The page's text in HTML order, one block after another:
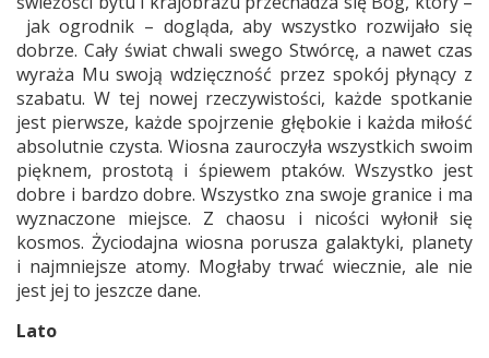
jak ogrodnik – dogląda, aby wszystko rozwijało się
dobrze. Cały świat chwali swego Stwórcę, a nawet czas
wyraża Mu swoją wdzięczność przez spokój płynący z
szabatu. W tej nowej rzeczywistości, każde spotkanie
jest pierwsze, każde spojrzenie głębokie i każda miłość
absolutnie czysta. Wiosna zauroczyła wszystkich swoim
pięknem, prostotą i śpiewem ptaków. Wszystko jest
dobre i bardzo dobre. Wszystko zna swoje granice i ma
wyznaczone miejsce. Z chaosu i nicości wyłonił się
kosmos. Życiodajna wiosna porusza galaktyki, planety
i najmniejsze atomy. Mogłaby trwać wiecznie, ale nie
jest jej to jeszcze dane.
Lato